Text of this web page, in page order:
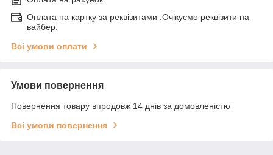
Оплата на картку за реквізитами .Очікуємо реквізити на
вайбер.
Всі умови оплати
Умови повернення
Повернення товару впродовж 14 днів за домовленістю
Всі умови повернення